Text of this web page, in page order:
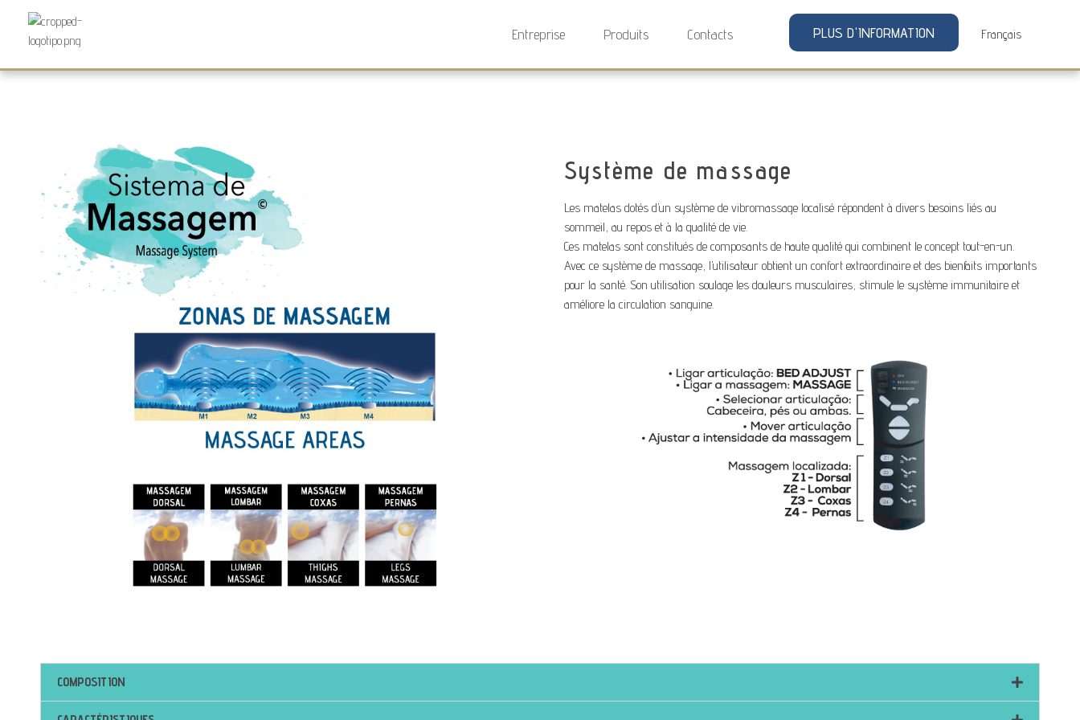
Entreprise Produits Contacts PLUS D'INFORMATION
Système de massage
Les matelas dotés d’un système de vibromassage localisé répondent à divers besoins liés au
sommeil, au repos et à la qualité de vie.
Ces matelas sont constitués de composants de haute qualité qui combinent le concept tout-en-un.
Avec ce système de massage, l’utilisateur obtient un confort extraordinaire et des bienfaits importants
pour la santé. Son utilisation soulage les douleurs musculaires, stimule le système immunitaire et
améliore la circulation sanguine.
COMPOSITION